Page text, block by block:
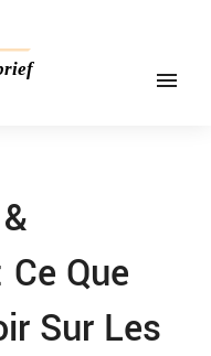
Que
Sur Les